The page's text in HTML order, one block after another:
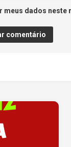
meus dados neste